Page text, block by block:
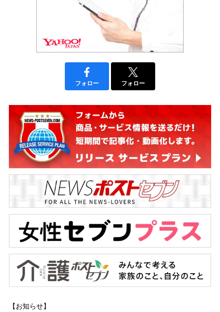
フォロー フォロー
【お知らせ】